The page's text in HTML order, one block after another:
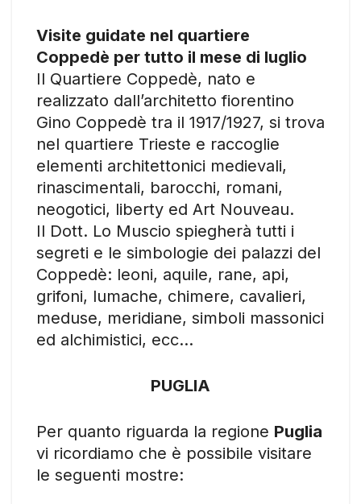
Visite guidate nel quartiere
Coppedè per tutto il mese di luglio
Il Quartiere Coppedè, nato e
realizzato dall’architetto fiorentino
Gino Coppedè tra il 1917/1927, si trova
nel quartiere Trieste e raccoglie
elementi architettonici medievali,
rinascimentali, barocchi, romani,
neogotici, liberty ed Art Nouveau.
Il Dott. Lo Muscio spiegherà tutti i
segreti e le simbologie dei palazzi del
Coppedè: leoni, aquile, rane, api,
grifoni, lumache, chimere, cavalieri,
meduse, meridiane, simboli massonici
ed alchimistici, ecc…
PUGLIA
Per quanto riguarda la regione Puglia
vi ricordiamo che è possibile visitare
le seguenti mostre: